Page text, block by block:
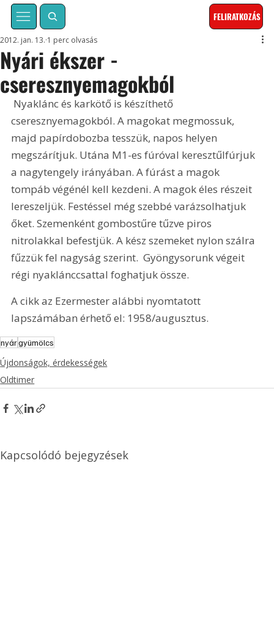
FELIRATKOZÁS
Nyári ékszer -
cseresznyemagokból
2012. jan. 13. 1 perc olvasás
Nyaklánc és karkötő is készíthető
cseresznyemagokból. A magokat megmossuk,
majd papírdobozba tesszük, napos helyen
megszárítjuk. Utána M1-es fúróval keresztűlfúrjuk
a nagytengely irányában. A fúrást a magok
tompáb végénél kell kezdeni. A magok éles részeit
lereszeljük. Festéssel még szebbé varázsolhatjuk
őket. Szemenként gombostűre tűzve piros
nitrolakkal befestjük. A kész szemeket nylon szálra
fűzzük fel nagyság szerint.  Gyöngysorunk végeit
régi nyaklánccsattal foghatjuk össze.
A cikk az Ezermester alábbi nyomtatott
lapszámában érhető el: 1958/augusztus.
nyárgyümölcs
Újdonságok, érdekességek
Oldtimer
Kapcsolódó bejegyzések